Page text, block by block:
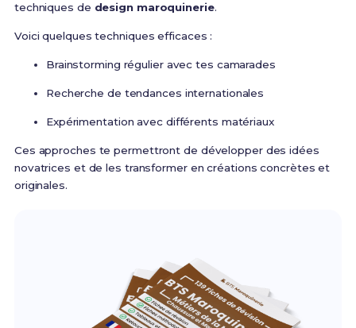
techniques de design maroquinerie.
Voici quelques techniques efficaces :
Brainstorming régulier avec tes camarades
Recherche de tendances internationales
Expérimentation avec différents matériaux
Ces approches te permettront de développer des idées
novatrices et de les transformer en créations concrètes et
originales.